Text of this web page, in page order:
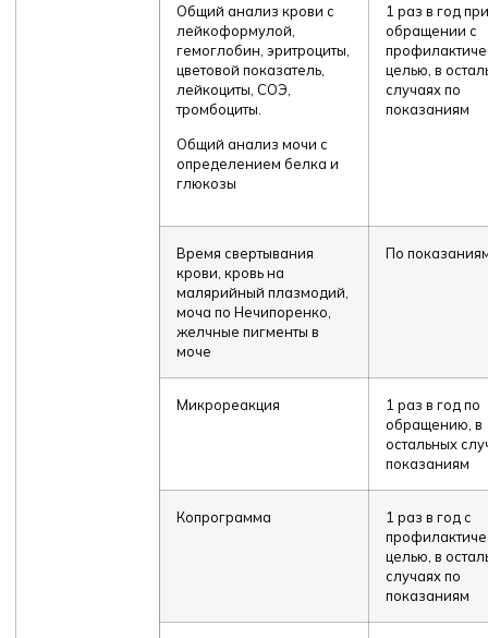
Общий анализ крови с
лейкоформулой,
гемоглобин, эритроциты,
цветовой показатель,
лейкоциты, СОЭ,
тромбоциты.
Общий анализ мочи с
определением белка и
глюкозы
1 раз в год при
обращении с
целью, в
случаях по
показаниям
Время свертывания
крови, кровь на
малярийный плазмодий,
моча по Нечипоренко,
желчные пигменты в
моче
По
Микрореакция
1 раз в год по
обращению, в
остальных
показаниям
Копрограмма
1 раз в год с
целью, в
случаях по
показаниям